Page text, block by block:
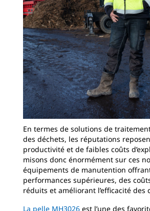
En termes de solutions de
des déchets, les réputations
productivité et de faibles coûts
misons donc énormément sur ces
équipements de manutention
performances supérieures, des
réduits et améliorant l’efficacité des
La pelle MH3026 est l’une des